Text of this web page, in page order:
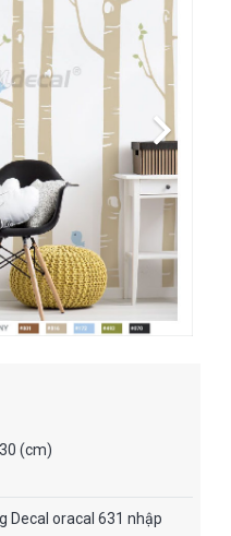
(cm)
Decal oracal 631 nhập